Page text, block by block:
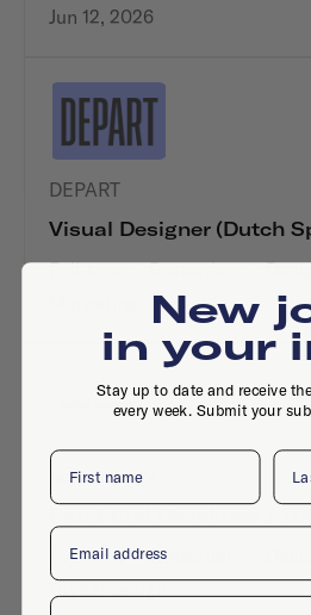
Jun 12, 2026
DEPART
Visual Designer (Dutch
Full-time·Rotterdam·
hello energy
Full-time·Rotterdam
Digital design
New
in your
Stay up to date and receive
every week. Submit your
First name Last
Email
Company